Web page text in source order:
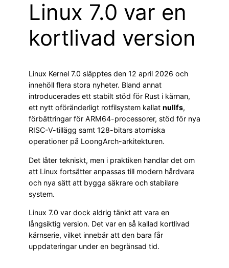
Linux 7.0 var en
kortlivad version
Linux Kernel 7.0 släpptes den 12 april 2026 och
innehöll flera stora nyheter. Bland annat
introducerades ett stabilt stöd för Rust i kärnan,
ett nytt oföränderligt rotfilsystem kallat nullfs,
förbättringar för ARM64-processorer, stöd för nya
RISC-V-tillägg samt 128-bitars atomiska
operationer på LoongArch-arkitekturen.
Det låter tekniskt, men i praktiken handlar det om
att Linux fortsätter anpassas till modern hårdvara
och nya sätt att bygga säkrare och stabilare
system.
Linux 7.0 var dock aldrig tänkt att vara en
långsiktig version. Det var en så kallad kortlivad
kärnserie, vilket innebär att den bara får
uppdateringar under en begränsad tid.